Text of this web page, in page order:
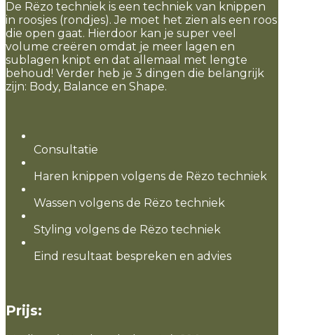
De Rëzo techniek is een techniek van knippen
in roosjes (rondjes). Je moet het zien als een roos
die open gaat. Hierdoor kan je super veel
volume creëren omdat je meer lagen en
sublagen knipt en dat allemaal met lengte
behoud! Verder heb je 3 dingen die belangrijk
zijn: Body, Balance en Shape.
Consultatie
Haren knippen volgens de Rëzo techniek
Wassen volgens de Rëzo techniek
Styling volgens de Rëzo techniek
Eind resultaat bespreken en advies
Prijs: